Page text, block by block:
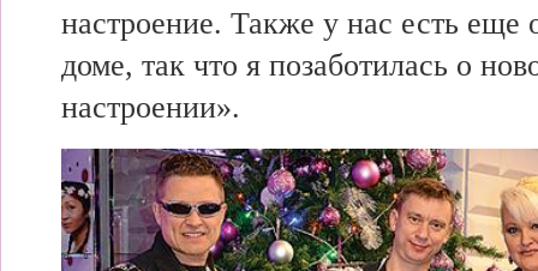
настроение. Также у нас есть еще
доме, так что я позаботилась о
настроении».